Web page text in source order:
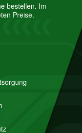
bestellen. Im
Preise.